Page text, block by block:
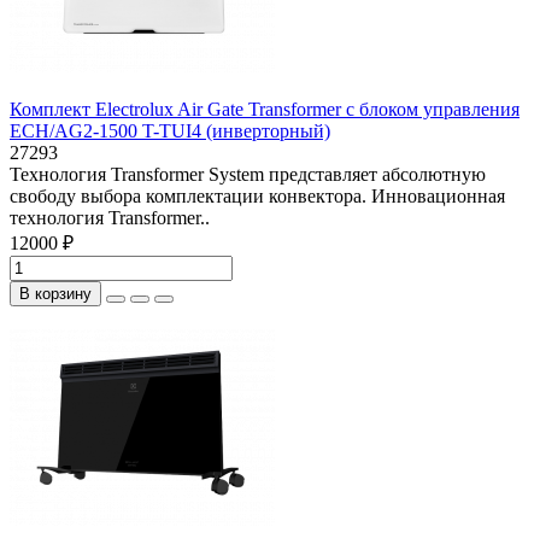
Комплект Electrolux Air Gate Transformer с блоком управления
ECH/AG2-1500 T-TUI4 (инверторный)
27293
Технология Transformer System представляет абсолютную
свободу выбора комплектации конвектора. Инновационная
технология Transformer..
12000 ₽
В корзину